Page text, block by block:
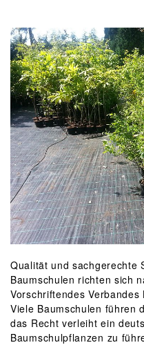
Qualität und sachgerechte
Baumschulen richten sich
Vorschriftendes
Viele Baumschulen führen
das Recht verleiht ein
Baumschulpflanzen zu